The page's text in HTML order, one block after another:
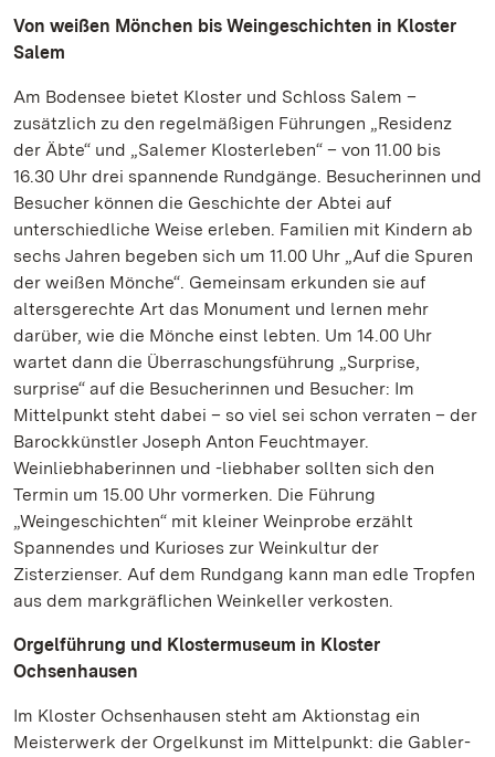
Von weißen Mönchen bis Weingeschichten in Kloster
Salem
Am Bodensee bietet Kloster und Schloss Salem –
zusätzlich zu den regelmäßigen Führungen „Residenz
der Äbte“ und „Salemer Klosterleben“ – von 11.00 bis
16.30 Uhr drei spannende Rundgänge. Besucherinnen und
Besucher können die Geschichte der Abtei auf
unterschiedliche Weise erleben. Familien mit Kindern ab
sechs Jahren begeben sich um 11.00 Uhr „Auf die Spuren
der weißen Mönche“. Gemeinsam erkunden sie auf
altersgerechte Art das Monument und lernen mehr
darüber, wie die Mönche einst lebten. Um 14.00 Uhr
wartet dann die Überraschungsführung „Surprise,
surprise“ auf die Besucherinnen und Besucher: Im
Mittelpunkt steht dabei – so viel sei schon verraten – der
Barockkünstler Joseph Anton Feuchtmayer.
Weinliebhaberinnen und -liebhaber sollten sich den
Termin um 15.00 Uhr vormerken. Die Führung
„Weingeschichten“ mit kleiner Weinprobe erzählt
Spannendes und Kurioses zur Weinkultur der
Zisterzienser. Auf dem Rundgang kann man edle Tropfen
aus dem markgräflichen Weinkeller verkosten.
Orgelführung und Klostermuseum in Kloster
Ochsenhausen
Im Kloster Ochsenhausen steht am Aktionstag ein
Meisterwerk der Orgelkunst im Mittelpunkt: die Gabler-